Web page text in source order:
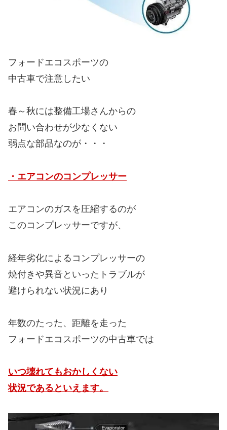
フォードエコスポーツの
中古車で注意したい
春～秋には整備工場さんからの
お問い合わせが少なくない
弱点な部品なのが・・・
・エアコンのコンプレッサー
エアコンのガスを圧縮するのが
このコンプレッサーですが、
経年劣化によるコンプレッサーの
焼付きや異音といったトラブルが
避けられない状況にあり
年数のたった、距離を走った
フォードエコスポーツの中古車では
いつ壊れてもおかしくない
状況であるといえます。